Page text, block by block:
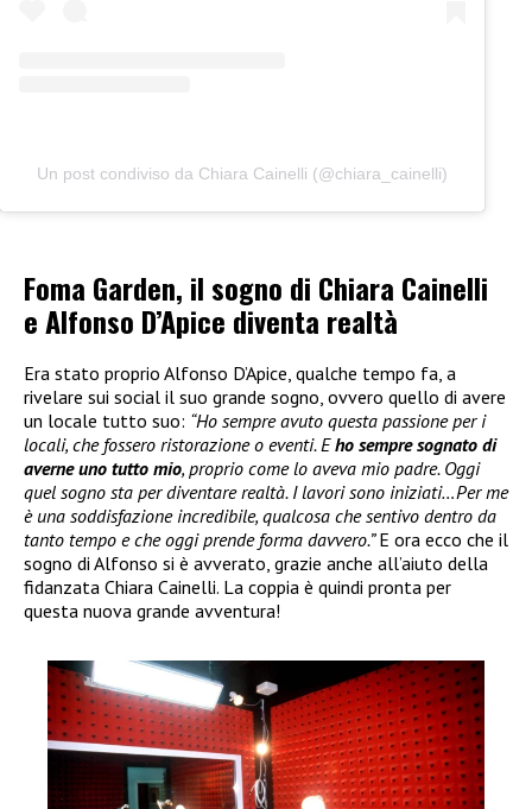
Un post condiviso da Chiara Cainelli (@chiara_cainelli)
Foma Garden, il sogno di Chiara Cainelli
e Alfonso D’Apice diventa realtà
Era stato proprio Alfonso D’Apice, qualche tempo fa, a
rivelare sui social il suo grande sogno, ovvero quello di avere
un locale tutto suo: “Ho sempre avuto questa passione per i
locali, che fossero ristorazione o eventi. Eho sempre sognato di
averne uno tutto mio, proprio come lo aveva mio padre. Oggi
quel sogno sta per diventare realtà. I lavori sono iniziati…Per me
è una soddisfazione incredibile, qualcosa che sentivo dentro da
tanto tempo e che oggi prende forma davvero.”E ora ecco che il
sogno di Alfonso si è avverato, grazie anche all’aiuto della
fidanzata Chiara Cainelli. La coppia è quindi pronta per
questa nuova grande avventura!